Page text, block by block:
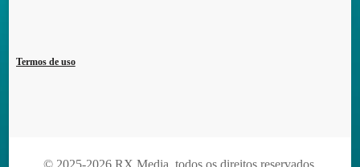
Termos de uso
© 2025-2026 RX Media, todos os direitos reservados.